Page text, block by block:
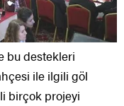
bu destekleri
ile ilgili göl
birçok projeyi